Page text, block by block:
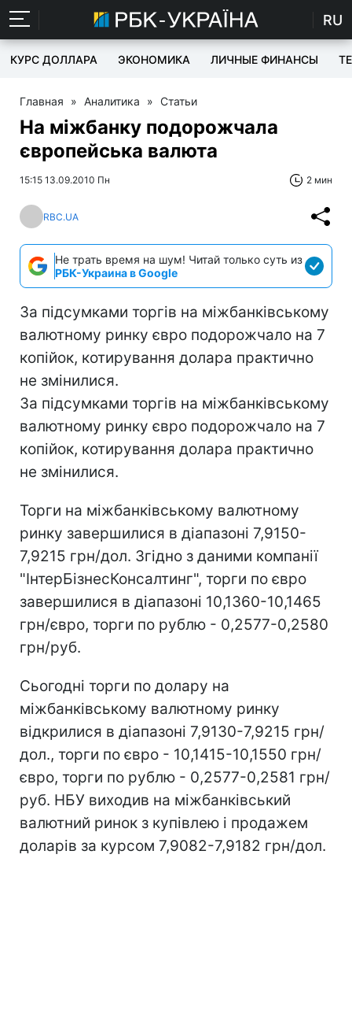
RU
КУРС ДОЛЛАРА ЭКОНОМИКА ЛИЧНЫЕ ФИНАНСЫ
Главная » Аналитика » Статьи
На міжбанку подорожчала
європейська валюта
15:15 13.09.2010 Пн 2 мин
RBC.UA
Не трать время на шум! Читай только суть из
РБК-Украина в Google
За підсумками торгів на міжбанківському
валютному ринку євро подорожчало на 7
копійок, котирування долара практично
не змінилися.
За підсумками торгів на міжбанківському
валютному ринку євро подорожчало на 7
копійок, котирування долара практично
не змінилися.
Торги на міжбанківському валютному
ринку завершилися в діапазоні 7,9150-
7,9215 грн/дол. Згідно з даними компанії
"ІнтерБізнесКонсалтинг", торги по євро
завершилися в діапазоні 10,1360-10,1465
грн/євро, торги по рублю - 0,2577-0,2580
грн/руб.
Сьогодні торги по долару на
міжбанківському валютному ринку
відкрилися в діапазоні 7,9130-7,9215 грн/
дол., торги по євро - 10,1415-10,1550 грн/
євро, торги по рублю - 0,2577-0,2581 грн/
руб. НБУ виходив на міжбанківський
валютний ринок з купівлею і продажем
доларів за курсом 7,9082-7,9182 грн/дол.